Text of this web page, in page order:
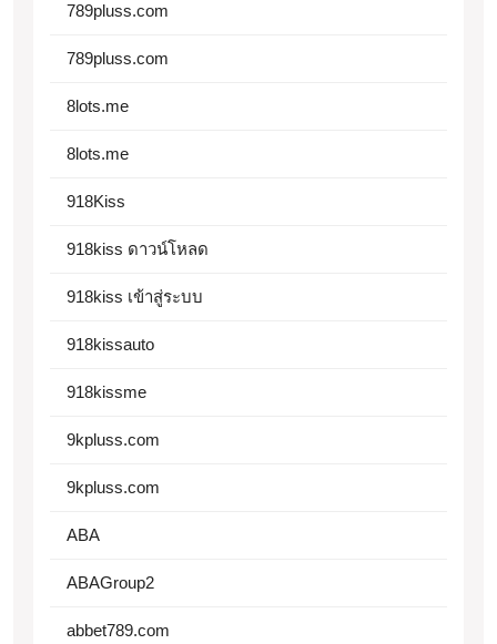
789pluss.com
789pluss.com
8lots.me
8lots.me
918Kiss
918kiss ดาวน์โหลด
918kiss เข้าสู่ระบบ
918kissauto
918kissme
9kpluss.com
9kpluss.com
ABA
ABAGroup2
abbet789.com